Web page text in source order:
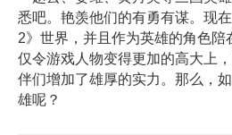
悉吧。艳羡他们的有勇有谋。现
2》世界，并且作为英雄的角色陪
仅令游戏人物变得更加的高大上
伴们增加了雄厚的实力。那么，
雄呢？